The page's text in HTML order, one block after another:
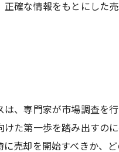
確な情報をもとにした
、専門家が市場調査を
た第一歩を踏み出すの
売却を開始すべきか、